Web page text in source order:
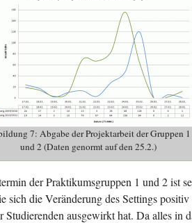
7: Abgabe der Projektarbeit der Gruppen 1
und 2 (Daten genormt auf den 25.2.)
der Praktikumsgruppen 1 und 2 ist
sich die Veränderung des Settings positiv
Studierenden ausgewirkt hat. Da alles in